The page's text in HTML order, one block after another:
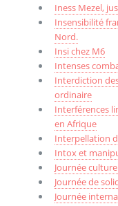
Iness Mezel,
Insensibilité
Nord.
Insi chez M6
Intenses
Interdiction
ordinaire
Interférences
en Afrique
Interpellation
Intox et
Journée
Journée de
Journée